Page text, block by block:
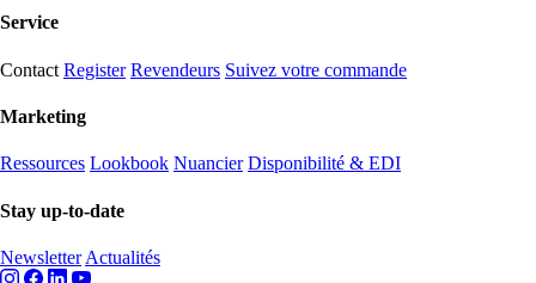
Service
Contact Register Revendeurs Suivez votre commande
Marketing
Ressources Lookbook Nuancier Disponibilité & EDI
Stay up-to-date
Newsletter Actualités